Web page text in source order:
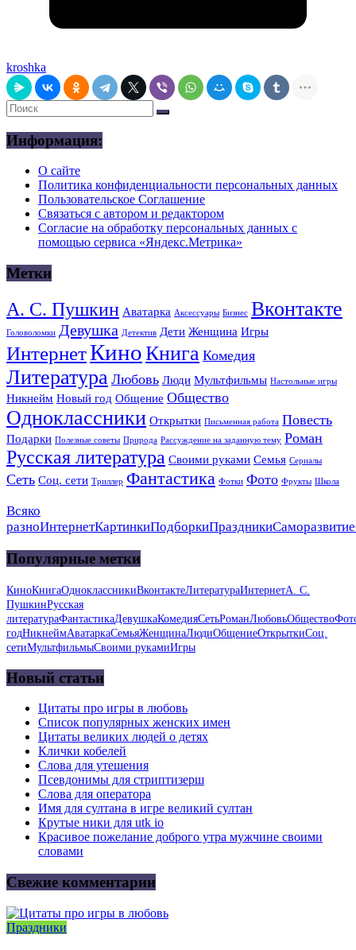
kroshka
Информация:
О сайте
Политика конфиденциальности персональных данных
Пользовательское Соглашение
Связаться с автором и редактором
Согласие на обработку персональных данных с
помощью сервиса «Яндекс.Метрика»
Метки
А. С. Пушкин Аватарка Аксессуары Бизнес Вконтакте
Головоломки Девушка Детектив Дети Женщина Игры
ИнтернетКиноКнига Комедия
Литература Любовь Люди Мультфильмы Настольные игры
Никнейм Новый год Общение Общество
Одноклассники Открытки Письменная работа Повесть
Подарки Полезные советы Природа Рассуждение на заданную тему Роман
Русская литература Своими руками Семья Сериалы
Сеть Соц. сети Триллер Фантастика Фотки Фото Фрукты Школа
Всяко
разноИнтернетКартинкиПодборкиПраздникиСаморазвитие
Популярные метки
КиноКнигаОдноклассникиВконтактеЛитератураИнтернетА. С.
ПушкинРусская
литератураФантастикаДевушкаКомедияСетьРоманЛюбовьОбщество
годНикнеймАватаркаСемьяЖенщинаЛюдиОбщениеОткрыткиСоц.
сетиМультфильмыСвоими рукамиИгры
Новый статьи
Цитаты про игры в любовь
Список популярных женских имен
Цитаты великих людей о детях
Клички кобелей
Слова для утешения
Псевдонимы для стриптизерш
Слова для оператора
Имя для султана в игре великий султан
Крутые ники для utk io
Красивое пожелание доброго утра мужчине своими
словами
Свежие комментарии
Праздники